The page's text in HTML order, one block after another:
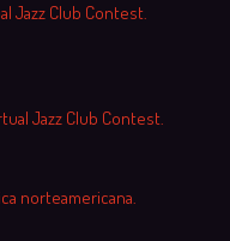
Jazz Club Contest.
Jazz Club Contest.
norteamericana.